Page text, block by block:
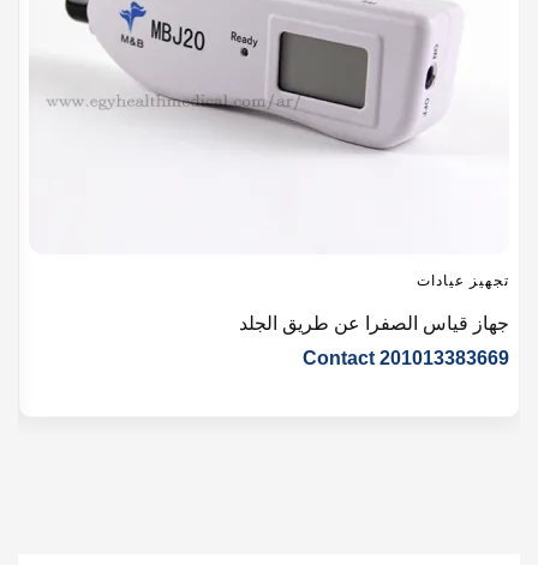
تجهيز عيادات
جهاز قياس الصفرا عن طريق الجلد
Contact 201013383669